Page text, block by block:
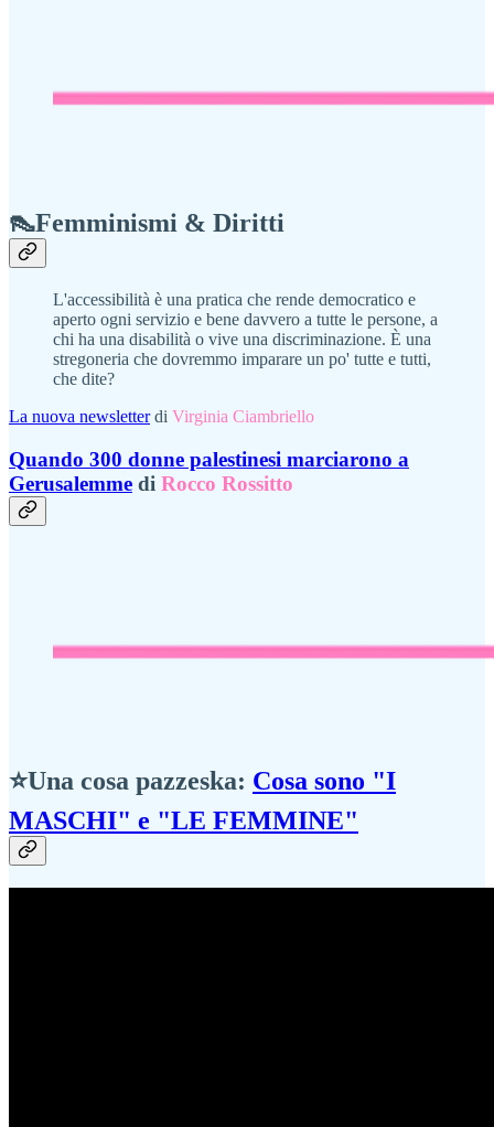
👠Femminismi & Diritti
L'accessibilità è una pratica che rende democratico e
aperto ogni servizio e bene davvero a tutte le persone, a
chi ha una disabilità o vive una discriminazione. È una
stregoneria che dovremmo imparare un po' tutte e tutti,
che dite?
La nuova newsletterdi Virginia Ciambriello
Quando 300 donne palestinesi marciarono a
Gerusalemme di Rocco Rossitto
⭐Una cosa pazzeska: Cosa sono "I
MASCHI" e "LE FEMMINE"